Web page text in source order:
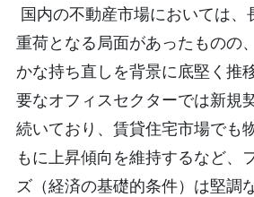
国内の不動産市場においては、
重荷となる局面があったものの
かな持ち直しを背景に底堅く推
要なオフィスセクターでは新規
続いており、賃貸住宅市場でも
もに上昇傾向を維持するなど、
ズ（経済の基礎的条件）は堅調